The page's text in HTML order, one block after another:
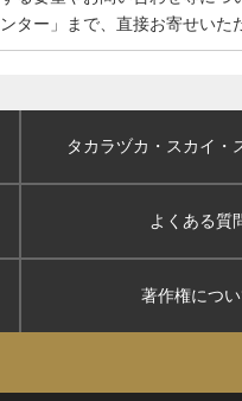
ー」まで、直接お寄せいた
タカラヅカ・スカイ ・
よくある質
著作権につ